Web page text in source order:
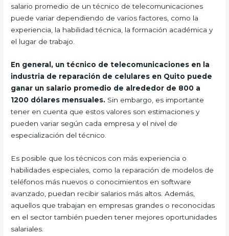
salario promedio de un técnico de telecomunicaciones
puede variar dependiendo de varios factores, como la
experiencia, la habilidad técnica, la formación académica y
el lugar de trabajo.
En general, un técnico de telecomunicaciones en la
industria de reparación de celulares en Quito puede
ganar un salario promedio de alrededor de 800 a
1200 dólares mensuales. Sin embargo, es importante
tener en cuenta que estos valores son estimaciones y
pueden variar según cada empresa y el nivel de
especialización del técnico.
Es posible que los técnicos con más experiencia o
habilidades especiales, como la reparación de modelos de
teléfonos más nuevos o conocimientos en software
avanzado, puedan recibir salarios más altos. Además,
aquellos que trabajan en empresas grandes o reconocidas
en el sector también pueden tener mejores oportunidades
salariales.